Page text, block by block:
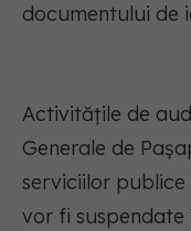
documentului de
Activitățile de
Generale de
serviciilor
vor fi suspendate